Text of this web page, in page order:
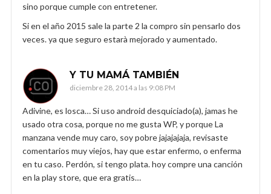
sino porque cumple con entretener.
Si en el año 2015 sale la parte 2 la compro sin pensarlo dos
veces. ya que seguro estarà mejorado y aumentado.
Y TU MAMÁ TAMBIÉN
diciembre 28, 2014 a las 9:08 PM
Adivine, es losca… Si uso android desquiciado(a), jamas he
usado otra cosa, porque no me gusta WP, y porque La
manzana vende muy caro, soy pobre jajajajaja, revisaste
comentarios muy viejos, hay que estar enfermo, o enferma
en tu caso. Perdón, si tengo plata. hoy compre una canción
en la play store, que era gratis…